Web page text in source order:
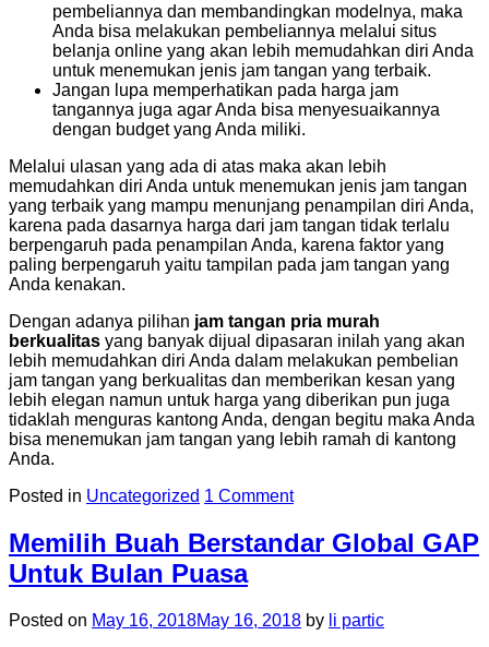
pembeliannya dan membandingkan modelnya, maka
Anda bisa melakukan pembeliannya melalui situs
belanja online yang akan lebih memudahkan diri Anda
untuk menemukan jenis jam tangan yang terbaik.
Jangan lupa memperhatikan pada harga jam
tangannya juga agar Anda bisa menyesuaikannya
dengan budget yang Anda miliki.
Melalui ulasan yang ada di atas maka akan lebih
memudahkan diri Anda untuk menemukan jenis jam tangan
yang terbaik yang mampu menunjang penampilan diri Anda,
karena pada dasarnya harga dari jam tangan tidak terlalu
berpengaruh pada penampilan Anda, karena faktor yang
paling berpengaruh yaitu tampilan pada jam tangan yang
Anda kenakan.
Dengan adanya pilihan jam tangan pria murah
berkualitas yang banyak dijual dipasaran inilah yang akan
lebih memudahkan diri Anda dalam melakukan pembelian
jam tangan yang berkualitas dan memberikan kesan yang
lebih elegan namun untuk harga yang diberikan pun juga
tidaklah menguras kantong Anda, dengan begitu maka Anda
bisa menemukan jam tangan yang lebih ramah di kantong
Anda.
Posted in Uncategorized 1 Comment
Memilih Buah Berstandar Global GAP
Untuk Bulan Puasa
Posted on May 16, 2018May 16, 2018 by li partic